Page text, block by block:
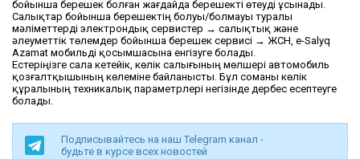
бойынша берешек болған жағдайда берешекті өтеуді ұсынады.
Салықтар бойынша берешектің болуы/болмауы туралы
мәліметтерді электрондық сервистер → салықтық және
әлеуметтік төлемдер бойынша берешек сервисі → ЖСН, e-Salyq
Azamat мобильді қосымшасына енгізуге болады.
Естеріңізге сала кетейік, көлік салығының мөлшері автомобиль
қозғалтқышының көлеміне байланысты. Бұл соманы көлік
құралының техникалық параметрлері негізінде дербес есептеуге
болады.
Подписывайтесь на наш Telegram канал -
будьте в курсе всех новостей